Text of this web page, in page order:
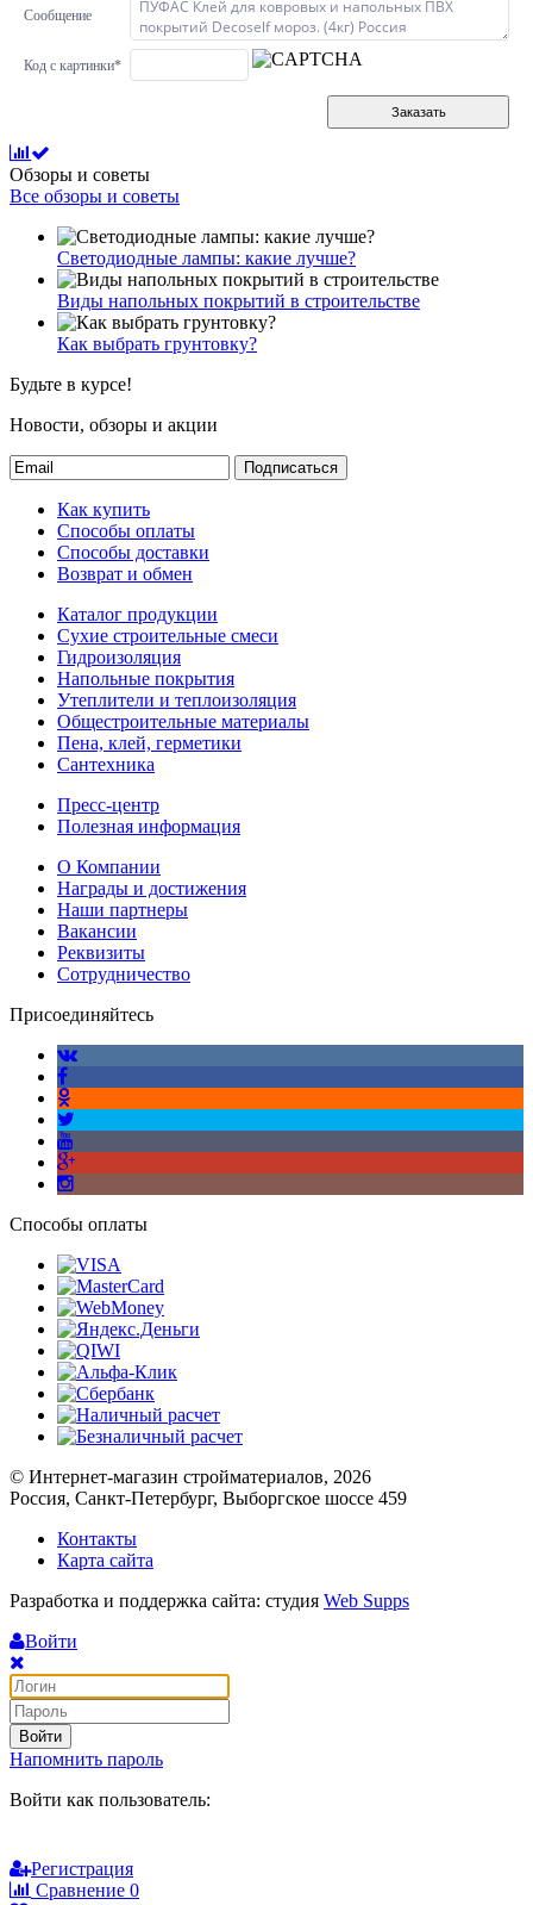
Сообщение
Код с картинки*
Заказать
Обзоры и советы
Все обзоры и советы
Светодиодные лампы: какие лучше?
Виды напольных покрытий в строительстве
Как выбрать грунтовку?
Будьте в курсе!
Новости, обзоры и акции
Подписаться
Как купить
Способы оплаты
Способы доставки
Возврат и обмен
Каталог продукции
Сухие строительные смеси
Гидроизоляция
Напольные покрытия
Утеплители и теплоизоляция
Общестроительные материалы
Пена, клей, герметики
Сантехника
Пресс-центр
Полезная информация
О Компании
Награды и достижения
Наши партнеры
Вакансии
Реквизиты
Сотрудничество
Присоединяйтесь
Способы оплаты
© Интернет-магазин стройматериалов, 2026
Россия, Санкт-Петербург, Выборгское шоссе 459
Контакты
Карта сайта
Разработка и поддержка сайта: студия Web Supps
Войти
Войти
Напомнить пароль
Войти как пользователь:
Регистрация
Сравнение 0